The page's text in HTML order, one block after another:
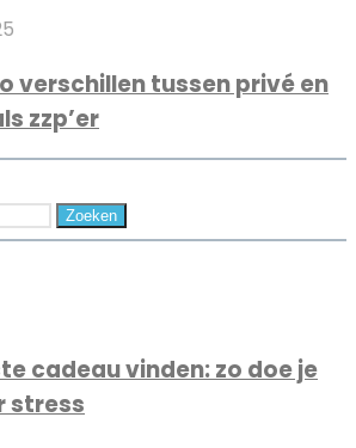
verschillen tussen privé en
zzp’er
cadeau vinden: zo doe je
stress